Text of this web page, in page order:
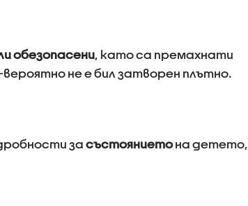
обезопасени, като са премахнати
не е бил затворен плътно.
за състояниетона детето,